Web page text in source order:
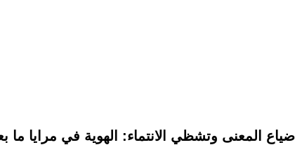
ضياع المعنى وتشظي الانتماء: الهوية في مرايا ما